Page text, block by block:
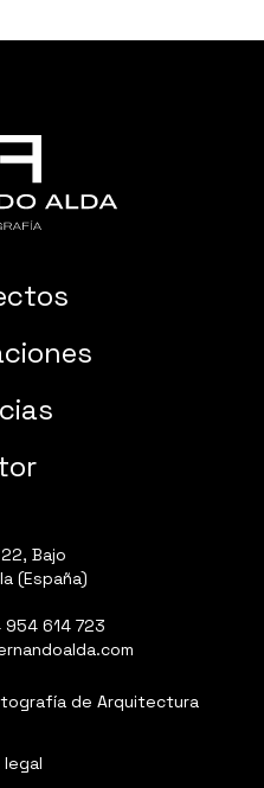
Bajo
(España)
954 614 723
de Arquitectura
legal